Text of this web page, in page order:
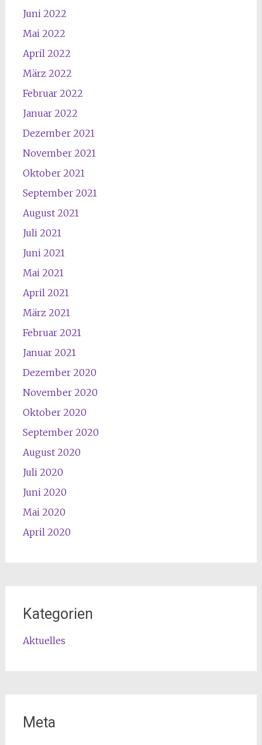
Juni 2022
Mai 2022
April 2022
März 2022
Februar 2022
Januar 2022
Dezember 2021
November 2021
Oktober 2021
September 2021
August 2021
Juli 2021
Juni 2021
Mai 2021
April 2021
März 2021
Februar 2021
Januar 2021
Dezember 2020
November 2020
Oktober 2020
September 2020
August 2020
Juli 2020
Juni 2020
Mai 2020
April 2020
Kategorien
Aktuelles
Meta